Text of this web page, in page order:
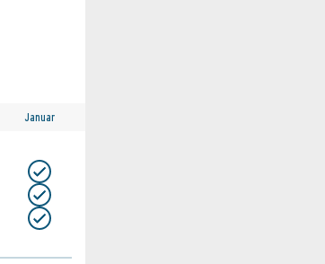
Januar